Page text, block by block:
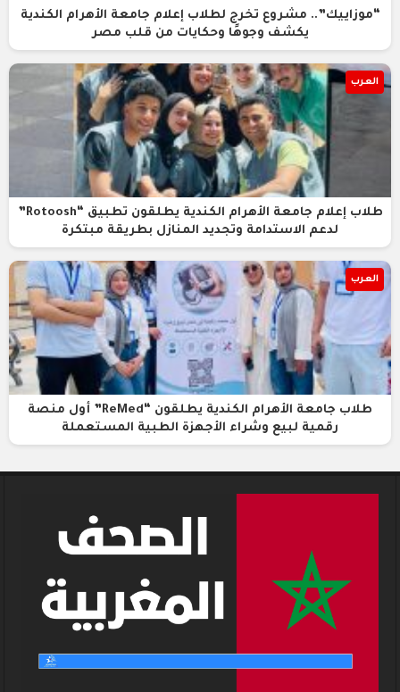
“موزاييك”.. مشروع تخرج لطلاب إعلام جامعة الأهرام الكندية
يكشف وجوهًا وحكايات من قلب مصر
العرب
طلاب إعلام جامعة الأهرام الكندية يطلقون تطبيق “Rotoosh”
لدعم الاستدامة وتجديد المنازل بطريقة مبتكرة
العرب
طلاب جامعة الأهرام الكندية يطلقون “ReMed” أول منصة
رقمية لبيع وشراء الأجهزة الطبية المستعملة